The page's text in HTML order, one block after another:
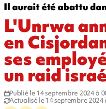
Il aurait été abattu
L'Unrwa
en
ses
un raid
Publié le 14 septembre 2024 à
Actualisé le 14 septembre 2024